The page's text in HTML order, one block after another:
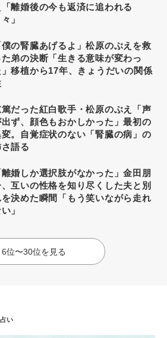
「離婚後の今も返済に追われる
」
僕の腎臓あげるよ」松原のぶえを救
た弟の決断「生きる意味が変わっ
」移植から17年、きょうだいの関係
だった紅白歌手・松原のぶえ「声
ず、顔色もおかしかった」最初の
。自覚症状のない「腎臓の病」の
語る
離婚しか選択肢がなかった」金田朋
互いの性格を知り尽くした夫と別
決めた瞬間「もう笑いながら走れ
」
6位〜30位を見る
占い